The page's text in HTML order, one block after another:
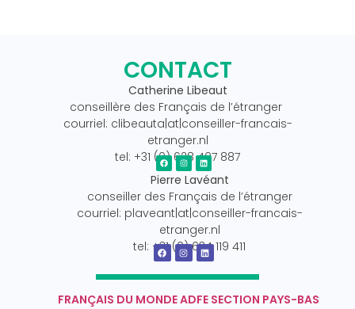
CONTACT
Catherine Libeaut
conseillère des Français de l’étranger
courriel: clibeauta|at|conseiller-francais-
etranger.nl
tel: +31 (0) 628 407 887
Pierre Lavéant
conseiller des Français de l’étranger
courriel: plaveant|at|conseiller-francais-
etranger.nl
tel: +31 (0) 634 119 411
FRANÇAIS DU MONDE ADFE SECTION PAYS-BAS